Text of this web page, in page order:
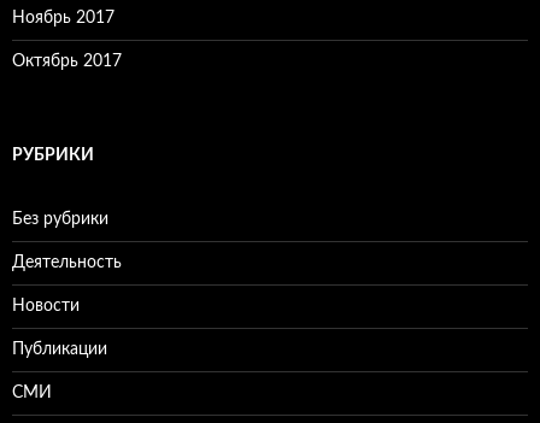
Ноябрь 2017
Октябрь 2017
РУБРИКИ
Без рубрики
Деятельность
Новости
Публикации
СМИ